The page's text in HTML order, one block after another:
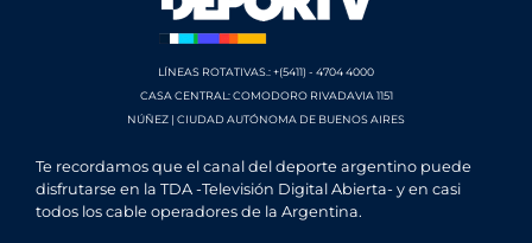
LÍNEAS ROTATIVAS.: +(5411) - 4704 4000
CASA CENTRAL: COMODORO RIVADAVIA 1151
NÚÑEZ | CIUDAD AUTÓNOMA DE BUENOS AIRES
Te recordamos que el canal del deporte argentino puede
disfrutarse en la TDA -Televisión Digital Abierta- y en casi
todos los cable operadores de la Argentina.